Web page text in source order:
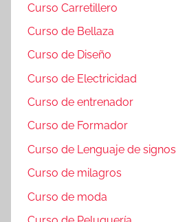
Curso Carretillero
Curso de Bellaza
Curso de Diseño
Curso de Electricidad
Curso de entrenador
Curso de Formador
Curso de Lenguaje de signos
Curso de milagros
Curso de moda